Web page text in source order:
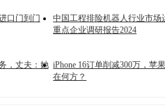
口门到门
中国工程排险机器人行业市场
重点企业调研报告2024
，丈夫：她 iPhone 16订单削减300万，苹
在何方？